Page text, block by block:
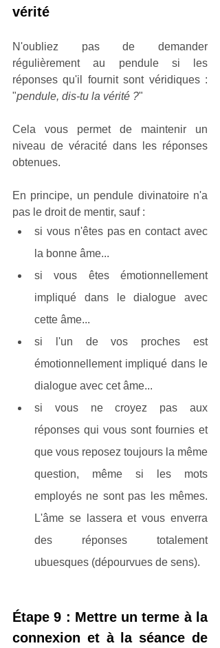
vérité
N'oubliez pas de demander
régulièrement au pendule si les
réponses qu'il fournit sont véridiques :
"pendule, dis-tu la vérité ?"
Cela vous permet de maintenir un
niveau de véracité dans les réponses
obtenues.
En principe, un pendule divinatoire n'a
pas le droit de mentir, sauf :
si vous n'êtes pas en contact avec
la bonne âme...
si vous êtes émotionnellement
impliqué dans le dialogue avec
cette âme...
si l'un de vos proches est
émotionnellement impliqué dans le
dialogue avec cet âme...
si vous ne croyez pas aux
réponses qui vous sont fournies et
que vous reposez toujours la même
question, même si les mots
employés ne sont pas les mêmes.
L'âme se lassera et vous enverra
des réponses totalement
ubuesques (dépourvues de sens).
Étape 9 : Mettre un terme à la
connexion et à la séance de